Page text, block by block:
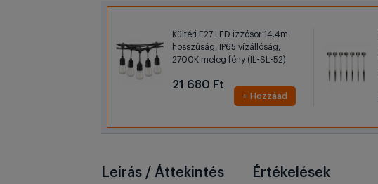
Kültéri E27 LED izzósor 14.4m
hosszúság, IP65 vízállóság,
2700K meleg fény (IL-SL-52)
21 680 Ft
+ Hozzáad
Leírás / Áttekintés Értékelések